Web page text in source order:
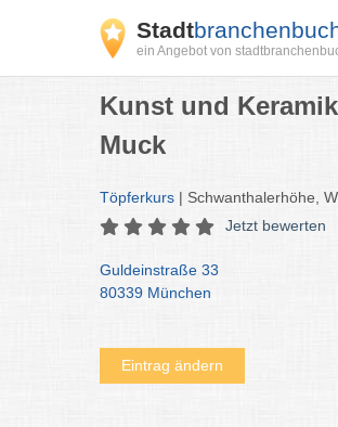
Stadt
ein Angebot von
Kunst und Keramik
Muck
Töpferkurs | Schwanthalerhöhe,
Jetzt bewerten
Guldeinstraße 33
80339 München
Eintrag ändern